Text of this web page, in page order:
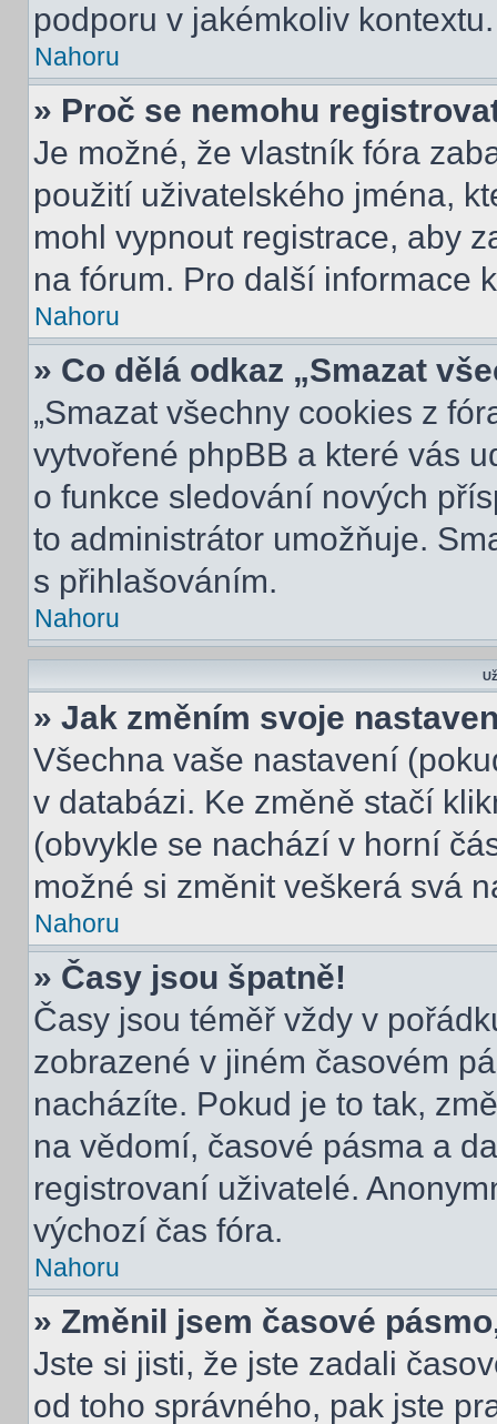
podporu v jakémkoliv kontextu.
Nahoru
» Proč se nemohu
Je možné, že vlastník fóra
použití uživatelského jména,
mohl vypnout registrace, aby
na fórum. Pro další informace
Nahoru
» Co dělá odkaz „Smazat
„Smazat všechny cookies z
vytvořené phpBB a které vás
o funkce sledování nových
to administrátor umožňuje.
s přihlašováním.
Nahoru
» Jak změním svoje
Všechna vaše nastavení
v databázi. Ke změně stačí
(obvykle se nachází v horní
možné si změnit veškerá svá
Nahoru
» Časy jsou špatně!
Časy jsou téměř vždy v
zobrazené v jiném časovém
nacházíte. Pokud je to tak,
na vědomí, časové pásma a
registrovaní uživatelé.
výchozí čas fóra.
Nahoru
» Změnil jsem časové
Jste si jisti, že jste zadali
od toho správného, pak jste